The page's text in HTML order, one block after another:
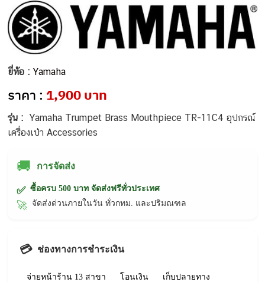
ยี่ห้อ : Yamaha
ราคา : 1,900 บาท
รุ่น : Yamaha Trumpet Brass Mouthpiece TR-11C4 อุปกรณ์
เครื่องเป่า Accessories
🚚 การจัดส่ง
✅ ซื้อครบ 500 บาท จัดส่งฟรีทั่วประเทศ
🚀 จัดส่งด่วนภายในวัน ทั่วกทม. และปริมณฑล
💳 ช่องทางการชำระเงิน
จ่ายหน้าร้าน 13 สาขา โอนเงิน เก็บปลายทาง